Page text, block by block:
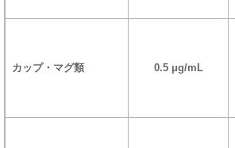
カップ・マグ類 0.5 μg/mL